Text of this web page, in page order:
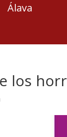
Álava
los